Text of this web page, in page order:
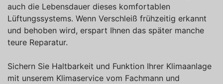
auch die Lebensdauer dieses komfortablen
Lüftungssystems. Wenn Verschleiß frühzeitig erkannt
und behoben wird, erspart Ihnen das später manche
teure Reparatur.
Sichern Sie Haltbarkeit und Funktion Ihrer Klimaanlage
mit unserem Klimaservice vom Fachmann und